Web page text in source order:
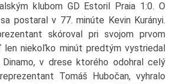
klubom GD Estoril Praia 1:0. O
postaral v 77. minúte Kevin Kurányi.
skóroval pri svojom prvom
niekoľko minút predtým vystriedal
Dinamo, v drese ktorého odohral celý
Tomáš Hubočan, vyhralo